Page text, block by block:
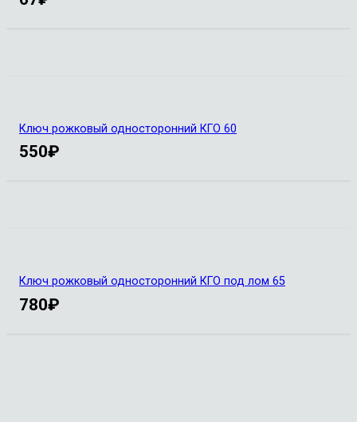
Ключ рожковый односторонний КГО 60
550₽
Ключ рожковый односторонний КГО под лом 65
780₽